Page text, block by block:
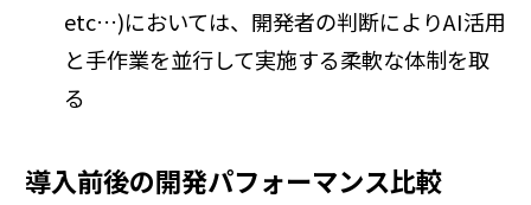
etc…)においては、開発者の判断によりAI活用
と手作業を並行して実施する柔軟な体制を取
る
導入前後の開発パフォーマンス比較